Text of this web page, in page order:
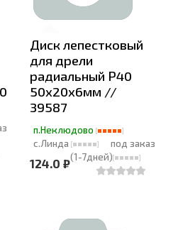
Диск лепестковый
для дрели
радиальный Р40
50х20х6мм //
39587
п.Неклюдово
с.Линда
под заказ
(1-7дней)
124.0 ₽